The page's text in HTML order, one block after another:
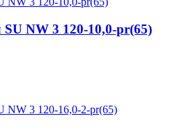
NW 3 120-10,0-pr(65)